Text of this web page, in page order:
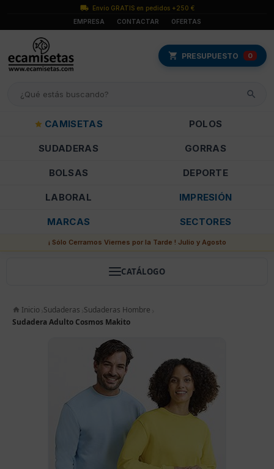
Envío GRATIS en pedidos +250 €
EMPRESA
CONTACTAR OFERTAS
PRESUPUESTO 0
CAMISETAS POLOS
SUDADERAS GORRAS
BOLSAS DEPORTE
LABORAL IMPRESIÓN
MARCAS SECTORES
¡ Sólo Cerramos Viernes por la Tarde ! Julio y Agosto
CATÁLOGO
Inicio Sudaderas Sudaderas Hombre
Sudadera Adulto Cosmos Makito